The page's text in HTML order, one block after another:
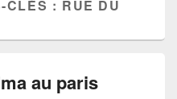
CLÉS : RUE DU
au paris